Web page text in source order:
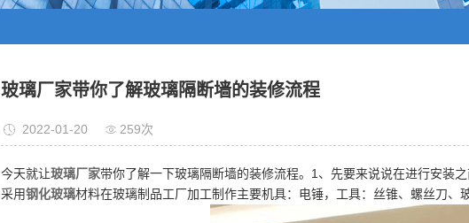
玻璃厂家带你了解玻璃隔断墙的装修流程
2022-01-20 259次
今天就让玻璃厂家带你了解一下玻璃隔断墙的装修流程。1、先要来说说在进行安装
采用钢化玻璃材料在玻璃制品工厂加工制作主要机具：电锤，工具：丝锥、螺丝刀、